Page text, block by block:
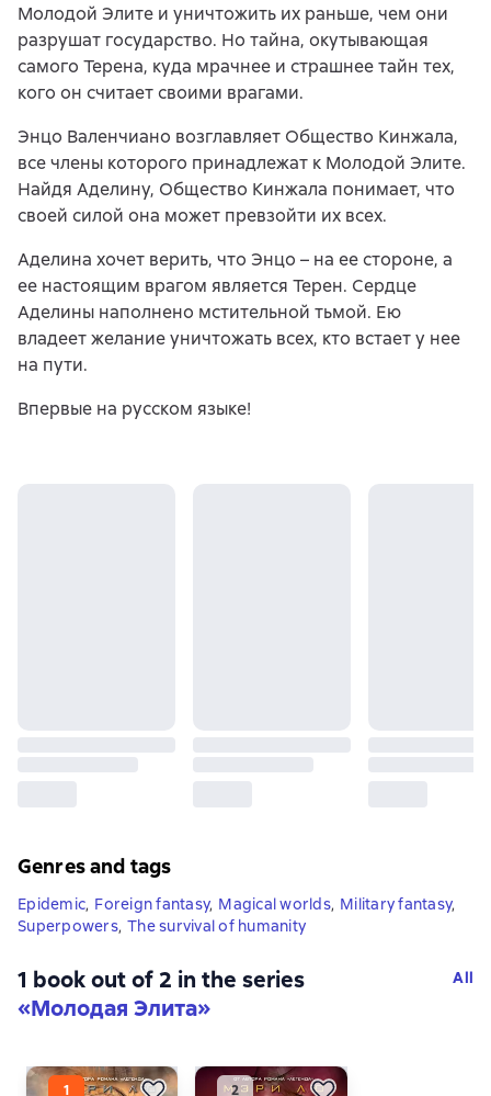
Молодой Элите и уничтожить их раньше, чем они
разрушат государство. Но тайна, окутывающая
самого Терена, куда мрачнее и страшнее тайн тех,
кого он считает своими врагами.
Энцо Валенчиано возглавляет Общество Кинжала,
все члены которого принадлежат к Молодой Элите.
Найдя Аделину, Общество Кинжала понимает, что
своей силой она может превзойти их всех.
Аделина хочет верить, что Энцо – на ее стороне, а
ее настоящим врагом является Терен. Сердце
Аделины наполнено мстительной тьмой. Ею
владеет желание уничтожать всех, кто встает у нее
на пути.
Впервые на русском языке!
Genres and tags
Epidemic, Foreign fantasy, Magical worlds, Military fantasy,
Superpowers, The survival of humanity
1 book out of 2 in the series
«Молодая Элита»
All